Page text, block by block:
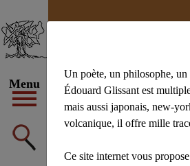
Menu
Un poète, un philosophe,
Édouard Glissant est
mais aussi japonais, new-
volcanique, il offre mille
Ce site internet vous